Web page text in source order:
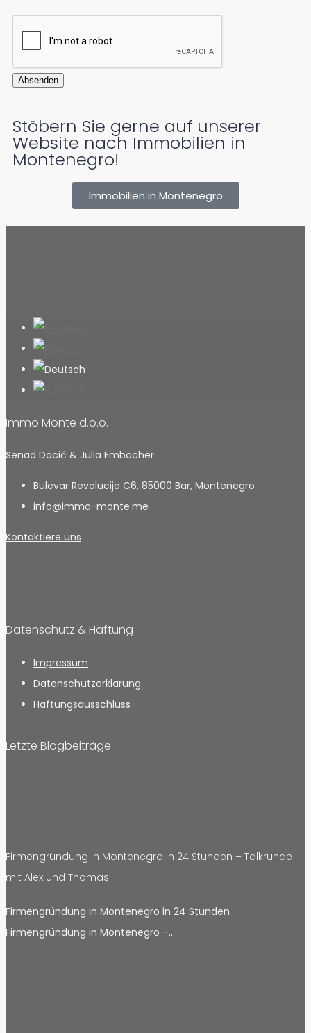
Absenden
Stöbern Sie gerne auf unserer
Website nach Immobilien in
Montenegro!
Immobilien in Montenegro
Immo Monte d.o.o.
Senad Dacić & Julia Embacher
Bulevar Revolucije C6, 85000 Bar, Montenegro
info@immo-monte.me
Kontaktiere uns
Datenschutz & Haftung
Impressum
Datenschutzerklärung
Haftungsausschluss
Letzte Blogbeiträge
Firmengründung in Montenegro in 24 Stunden – Talkrunde
mit Alex und Thomas
Firmengründung in Montenegro in 24 Stunden
Firmengründung in Montenegro –…